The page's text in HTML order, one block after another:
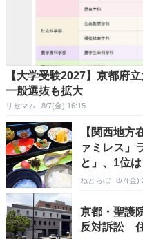
【大学受験2027】京都府
一般選抜も拡大
リセマム 8/7(金) 16:15
【関西地方
ァミレス」
と」、1位は
ねとらぼ 8/7(金)
京都・聖護
反対訴訟